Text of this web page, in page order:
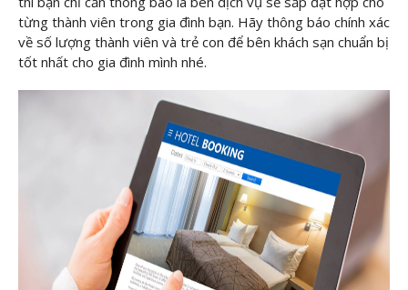
từng thành viên trong gia đình bạn. Hãy thông báo chính xác
về số lượng thành viên và trẻ con để bên khách sạn chuẩn bị
tốt nhất cho gia đình mình nhé.